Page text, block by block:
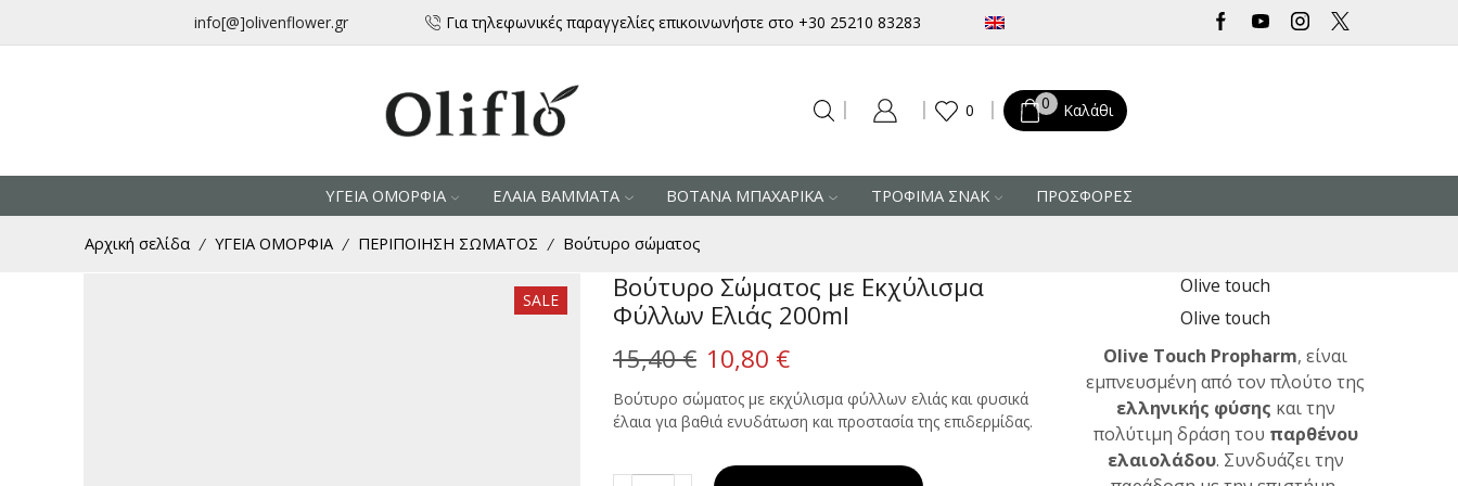
info[@]olivenflower.gr
για αγορές άνω των 30 € από την Ελλάδα Για τηλεφωνικές παραγγελίες επικοινωνήστε στο +30 25210 83283 Δωρεάν μεταφορικά για αγορές άνω των 30 € από την Ελλάδα
0 0 Καλάθι
ΥΓΕΙΑ ΟΜΟΡΦΙΑ ΕΛΑΙΑ ΒΑΜΜΑΤΑ ΒΟΤΑΝΑ ΜΠΑΧΑΡΙΚΑ ΤΡΟΦΙΜΑ ΣΝΑΚ ΠΡΟΣΦΟΡΕΣ
Αρχική σελίδα / ΥΓΕΙΑ ΟΜΟΡΦΙΑ / ΠΕΡΙΠΟΙΗΣΗ ΣΩΜΑΤΟΣ / Βούτυρο σώματος
SALE
Βούτυρο Σώματος με Εκχύλισμα
Φύλλων Ελιάς 200ml
15,40€ Original
price
was:
15,40 €.
10,80 €Η
τρέχουσα
τιμή
είναι:
Βούτυρο σώματος με εκχύλισμα φύλλων ελιάς και φυσικά
έλαια για βαθιά ενυδάτωση και προστασία της επιδερμίδας.
Olive touch
Olive touch
Olive Touch Propharm, είναι
εμπνευσμένη από τον πλούτο της
ελληνικής φύσης και την
πολύτιμη δράση του παρθένου
ελαιολάδου. Συνδυάζει την